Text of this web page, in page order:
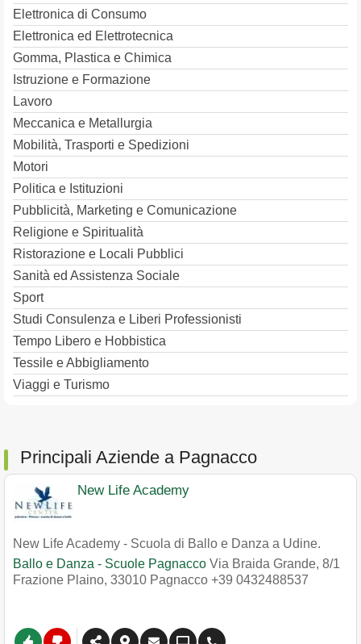
Elettronica di Consumo
Elettronica ed Elettrotecnica
Gomma, Plastica e Chimica
Istruzione e Formazione
Lavoro
Meccanica e Metallurgia
Mobilità, Trasporti e Spedizioni
Motori
Politica e Istituzioni
Pubblicità, Marketing e Comunicazione
Religione e Spiritualità
Ristorazione e Locali Pubblici
Sanità ed Assistenza Sociale
Sport
Studi Consulenza e Liberi Professionisti
Tempo Libero e Hobbistica
Tessile e Abbigliamento
Viaggi e Turismo
Principali Aziende a Pagnacco
New Life Academy
New Life Academy - Scuola di Ballo e Danza a Udine.
Ballo e Danza - Scuole Pagnacco Via Braida Grande, 8/1
Frazione Plaino, 33010 Pagnacco +39 0432488537